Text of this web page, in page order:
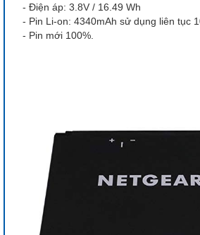
- Điện áp: 3.8V / 16.49 Wh
- Pin Li-on: 4340mAh sử dụng liên tục
- Pin mới 100%.